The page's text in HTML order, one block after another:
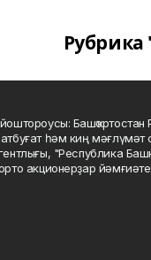
Башҡортостан
һәм киң мәғлүмәт
"Республика
акционерҙар йәмғиәте.